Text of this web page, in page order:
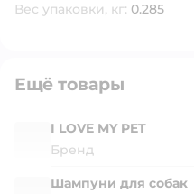
Вес упаковки, кг: 0.285
Ещё товары
I LOVE MY PET
Бренд
Шампуни для собак